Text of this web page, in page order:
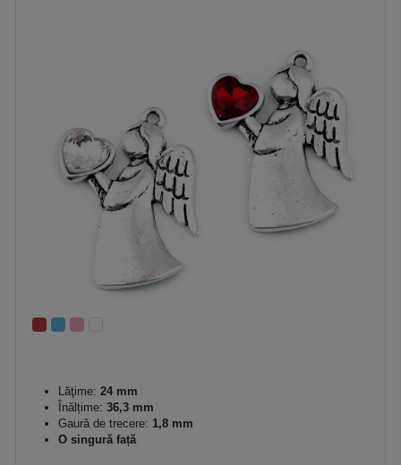
Lăţime: 24 mm
Înălțime: 36,3 mm
Gaură de trecere: 1,8 mm
O singură față